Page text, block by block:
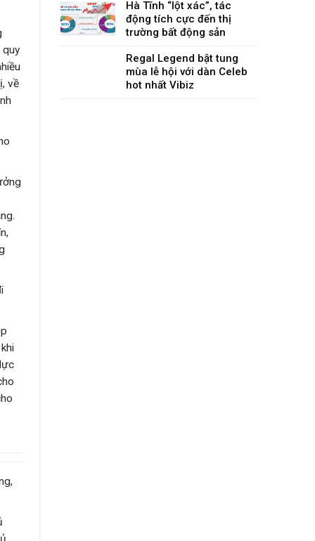
quy
về
Hà Tĩnh “lột xác”, tác
động tích cực đến thị
trường bất động sản
Regal Legend bật tung
mùa lễ hội với dàn Celeb
hot nhất Vibiz